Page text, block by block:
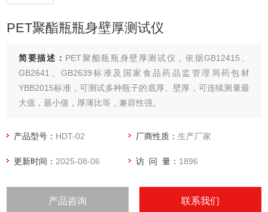
PET聚酯瓶瓶身壁厚测试仪
简要描述： PET聚酯瓶瓶身壁厚测试仪，依据GB12415、
GB2641、GB2639标准及国家食品药品监管理局药包材
YBB2015标准，可测试多种瓶子的底厚、壁厚，可连续测量最
大值，最小值，厚薄比等，兼容性强。
产品型号： HDT-02 厂商性质：生产厂家
更新时间： 2025-08-06 访 问 量： 1896
产品咨询 联系我们